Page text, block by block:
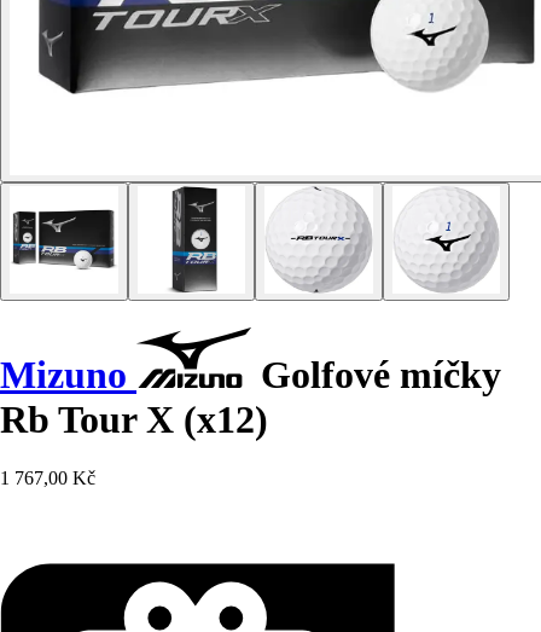
Mizuno
Golfové míčky
Rb Tour X (x12)
1 767,00 Kč